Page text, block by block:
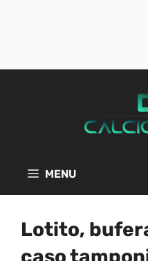
MENU
Lotito,
caso